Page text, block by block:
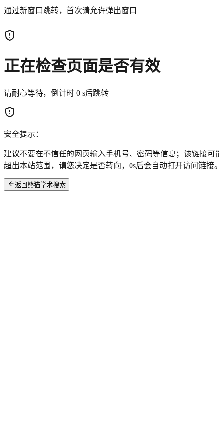
通过新窗口跳转，首次请允许弹出窗口
正在检查页面是否有效
请耐心等待，倒计时 0 s后跳转
安全提示：
建议不要在不信任的网页输入手机号、密码等信息；该链接可
超出本站范围，请您决定是否转向， 0s后会自动打开访问链接
返回熊猫学术搜索